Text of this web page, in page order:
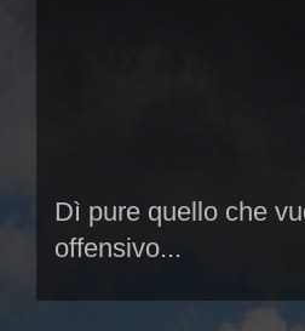
Dì pure quello che
offensivo...